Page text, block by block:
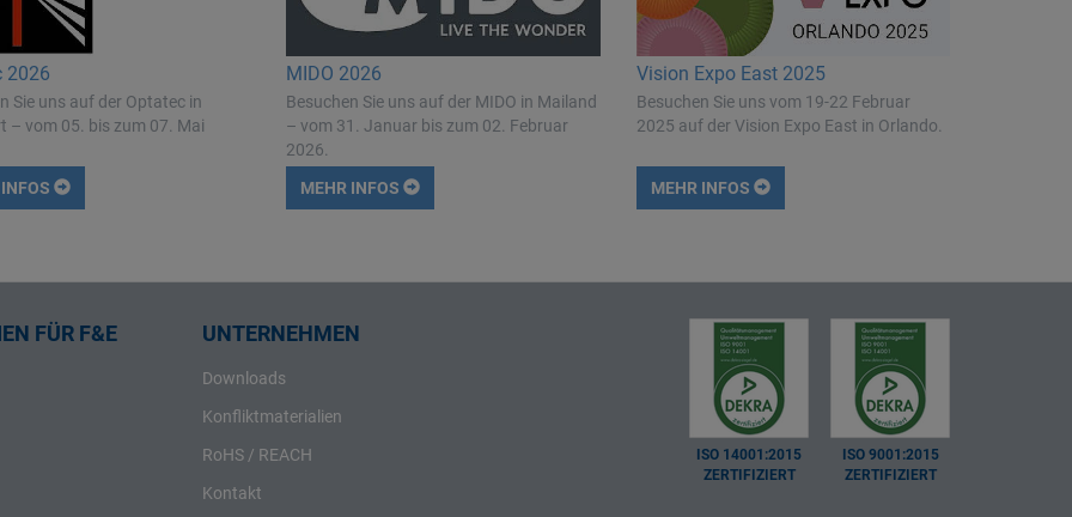
2026
Sie uns auf der Optatec in
– vom 05. bis zum 07. Mai
MIDO 2026
Besuchen Sie uns auf der MIDO in Mailand
– vom 31. Januar bis zum 02. Februar
2026.
MEHR INFOS
Vision Expo East 2025
Besuchen Sie uns vom 19-22 Februar
2025 auf der Vision Expo East in Orlando.
MEHR INFOS
FÜR F&E UNTERNEHMEN
Downloads
Konfliktmaterialien
RoHS / REACH
Kontakt
ISO 14001:2015
ZERTIFIZIERT
ISO 9001:2015
ZERTIFIZIERT